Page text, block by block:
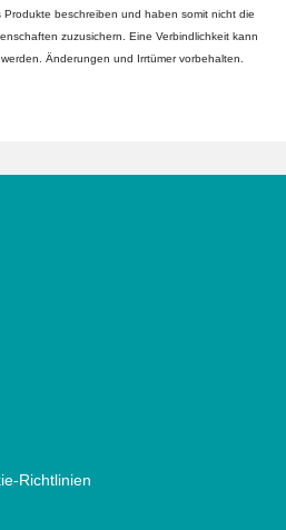
Produkte beschreiben und haben somit nicht die
zuzusichern. Eine Verbindlichkeit kann
Änderungen und Irrtümer vorbehalten.
Richtlinien